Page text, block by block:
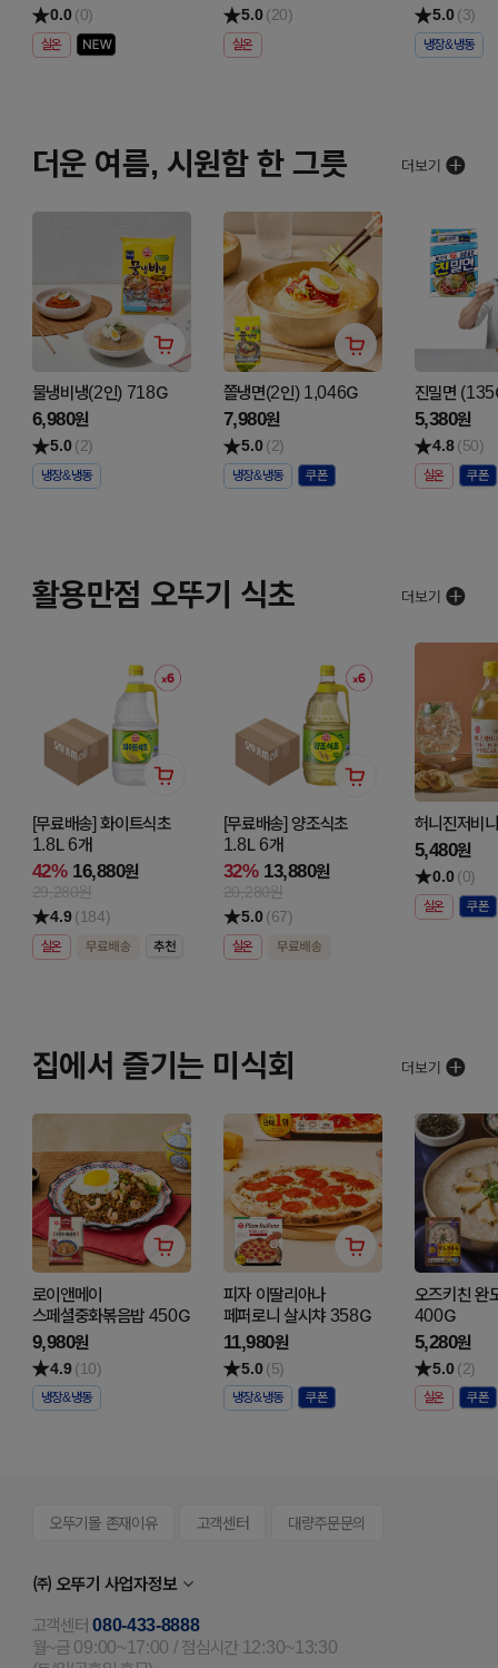
0.0 (0)
실온
5.0 (20)
실온
5.0 (3)
냉장&냉동
더운 여름, 시원함 한 그릇
물냉비냉(2인) 718G
6,980원
5.0 (2)
냉장&냉동
쫄냉면(2인) 1,046G
7,980원
5.0 (2)
냉장&냉동
진밀면
5,380원
4.8 (50)
실온
활용만점 오뚜기 식초
[무료배송] 화이트식초
1.8L 6개
42% 16,880원
29,280원
4.9 (184)
실온
[무료배송] 양조식초
1.8L 6개
32% 13,880원
20,280원
5.0 (67)
실온
허니진저비
5,480원
0.0 (0)
실온
집에서 즐기는 미식회
로이앤메이
스페셜중화볶음밥 450G
9,980원
4.9 (10)
냉장&냉동
피자 이딸리아나
페퍼로니 살시챠 358G
11,980원
5.0 (5)
냉장&냉동
오즈키친 완
400G
5,280원
5.0 (2)
실온
오뚜기몰 존재이유 고객센터 대량주문문의
㈜ 오뚜기 사업자정보
고객센터080-433-8888
월~금 09:00~17:00 / 점심시간 12:30~13:30